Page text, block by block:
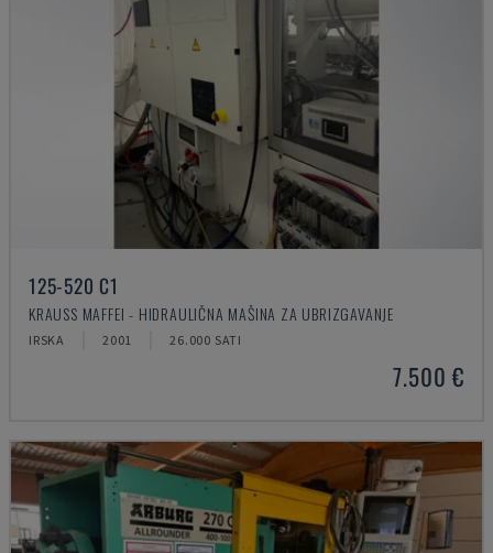
125-520 C1
KRAUSS MAFFEI - HIDRAULIČNA MAŠINA ZA UBRIZGAVANJE
IRSKA 2001 26.000 SATI
7.500 €